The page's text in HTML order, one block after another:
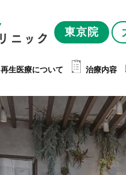
東京院
再生医療について 治療内容